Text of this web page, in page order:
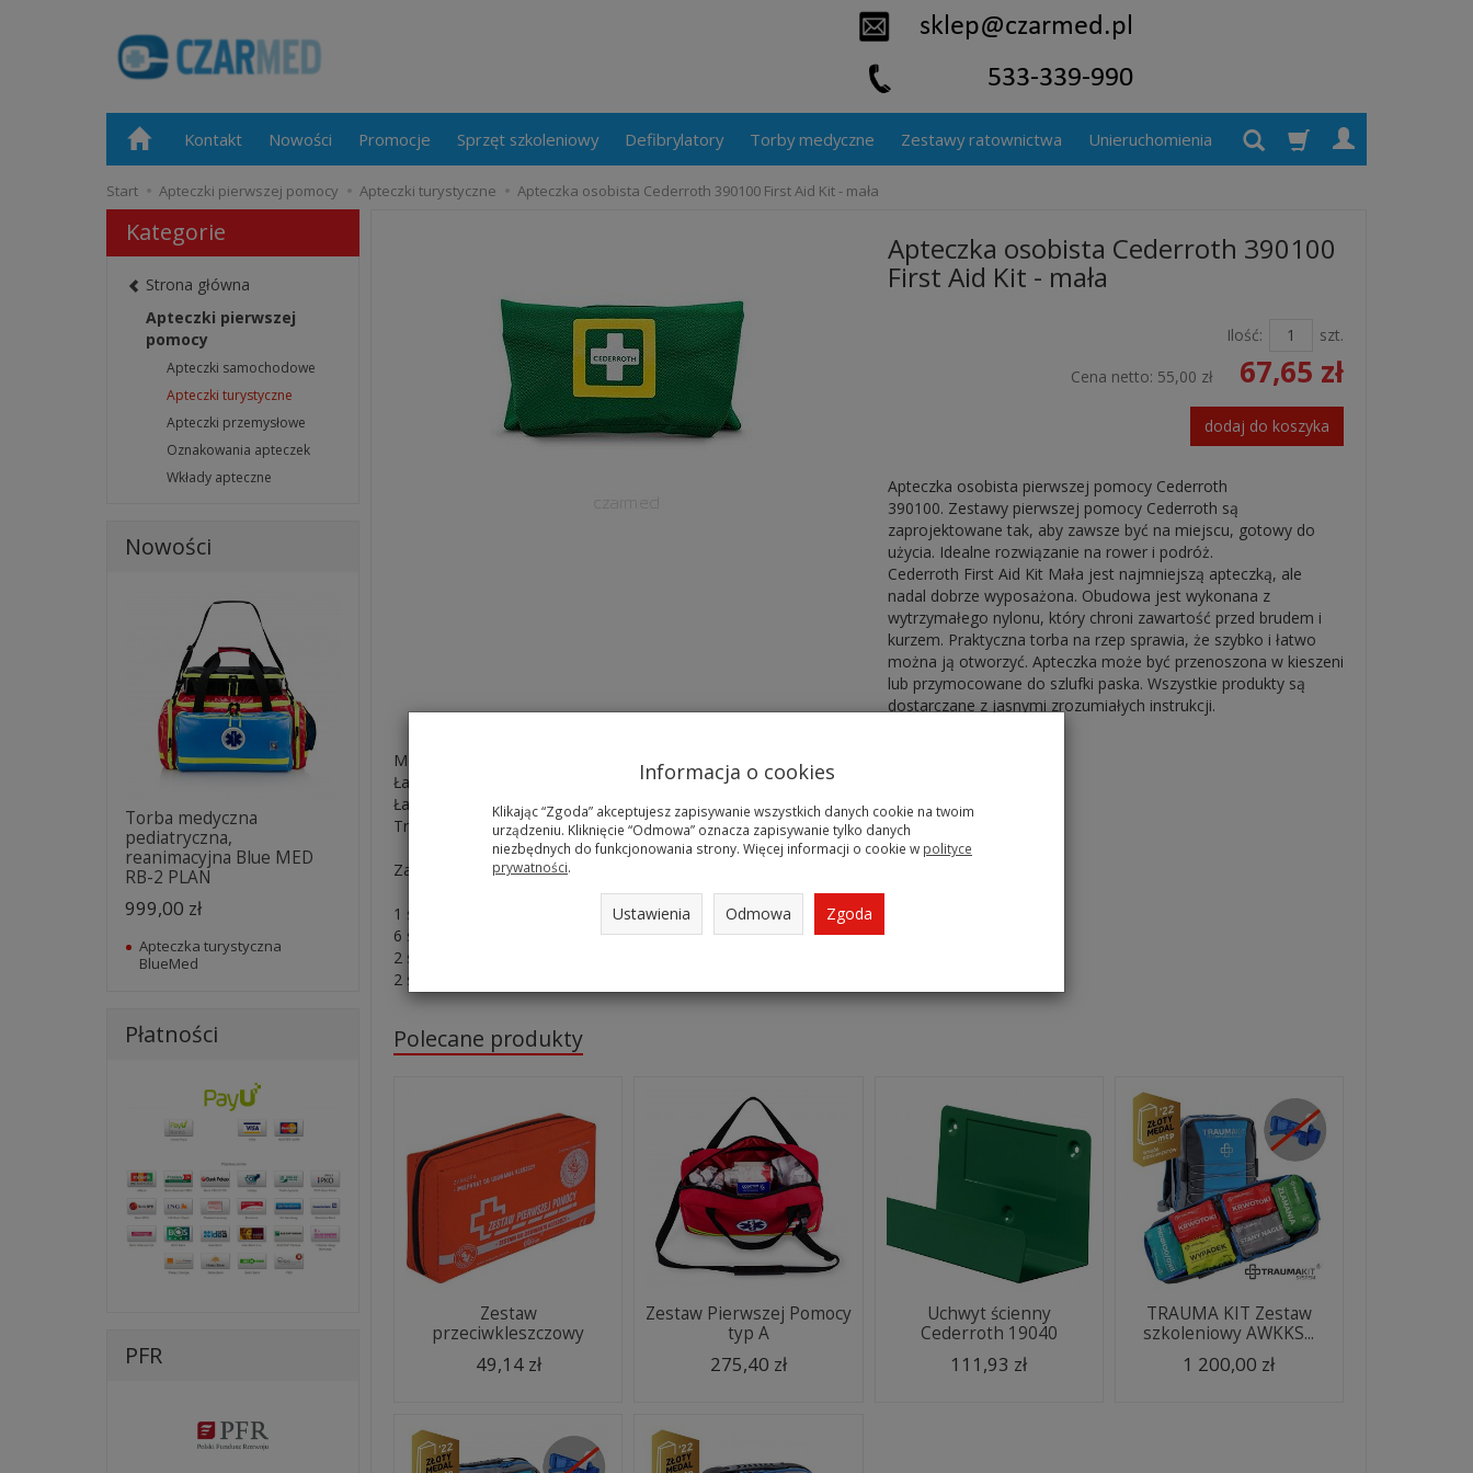
Kontakt Nowości Promocje Sprzęt szkoleniowy Defibrylatory Torby medyczne Zestawy ratownictwa Unieruchomienia
Start Apteczki pierwszej pomocy Apteczki turystyczne Apteczka osobista Cederroth 390100 First Aid Kit - mała
Apteczka osobista Cederroth 390100
First Aid Kit - mała
Ilość:
szt.
Cena netto: 55,00 zł 67,65 zł
dodaj do koszyka
Apteczka osobista pierwszej pomocy Cederroth
390100. Zestawy pierwszej pomocy Cederroth są
zaprojektowane tak, aby zawsze być na miejscu, gotowy do
użycia. Idealne rozwiązanie na rower i podróż.
Cederroth First Aid Kit Mała jest najmniejszą apteczką, ale
nadal dobrze wyposażona. Obudowa jest wykonana z
wytrzymałego nylonu, który chroni zawartość przed brudem i
kurzem. Praktyczna torba na rzep sprawia, że ​​szybko i łatwo
można ją otworzyć. Apteczka może być przenoszona w kieszeni
lub przymocowane do szlufki paska. Wszystkie produkty są
dostarczane z jasnymi zrozumiałych instrukcji.
Może być przymocowana do pasa
Łatwy do noszenia
Łatwy w użyciu
Trwała
Zawartość:
1 szt. - Duży zestaw dotamowania krwi 4-in-1 Cederroth 1910
6 szt. - Plaster Salvequick
2 szt. - Opatrunek z plastrem Salvequick Maxi
2 szt. - Chusteczki oczyszczające Salvequick
Polecane produkty
Zestaw
przeciwkleszczowy
49,14 zł
Zestaw Pierwszej Pomocy
typ A
275,40 zł
Uchwyt ścienny
Cederroth 19040
111,93 zł
TRAUMA KIT Zestaw
szkoleniowy AWKKS...
1 200,00 zł
Kategorie
Strona główna
Apteczki pierwszej
pomocy
Apteczki samochodowe
Apteczki turystyczne
Apteczki przemysłowe
Oznakowania apteczek
Wkłady apteczne
Nowości
Torba medyczna
pediatryczna,
reanimacyjna Blue MED
RB-2 PLAN
999,00 zł
Apteczka turystyczna
BlueMed
Płatności
PFR
Informacja o cookies
Klikając “Zgoda” akceptujesz zapisywanie wszystkich danych cookie na twoim
urządzeniu. Kliknięcie “Odmowa” oznacza zapisywanie tylko danych
niezbędnych do funkcjonowania strony. Więcej informacji o cookie w polityce
prywatności.
Ustawienia Odmowa Zgoda